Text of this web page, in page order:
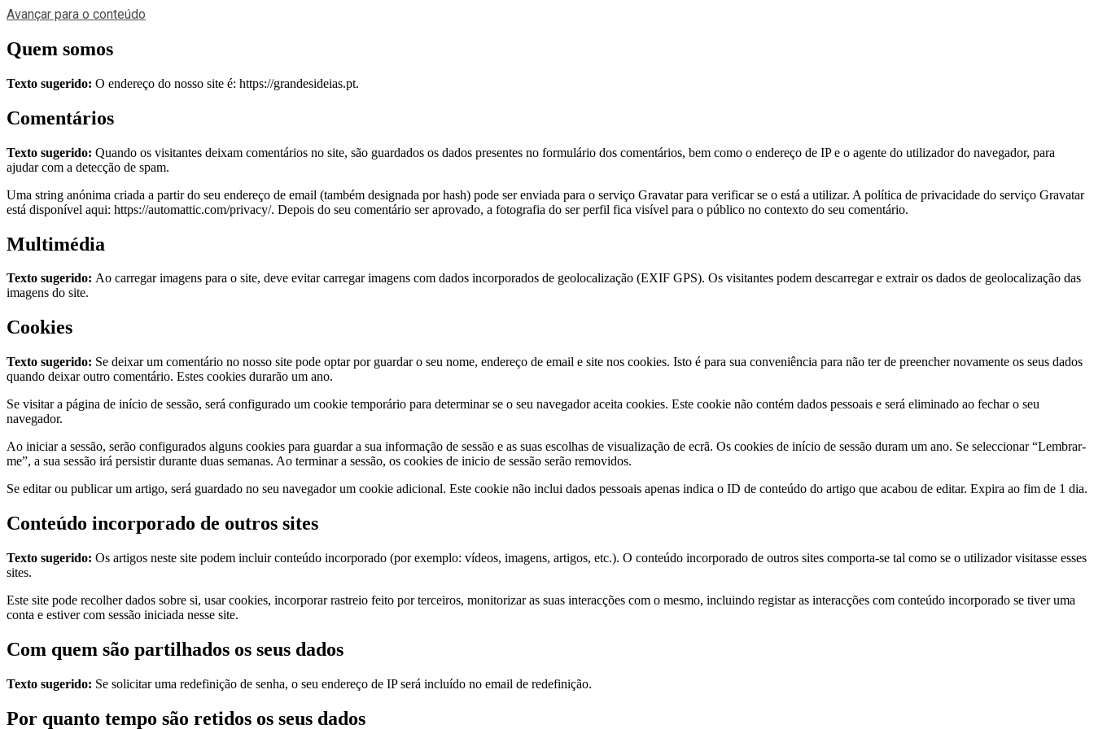
Avançar para o conteúdo
Quem somos
Texto sugerido: O endereço do nosso site é: https://grandesideias.pt.
Comentários
Texto sugerido: Quando os visitantes deixam comentários no site, são guardados os dados presentes no formulário dos comentários, bem como o endereço de IP e o agente do utilizador do navegador, para
ajudar com a detecção de spam.
Uma string anónima criada a partir do seu endereço de email (também designada por hash) pode ser enviada para o serviço Gravatar para verificar se o está a utilizar. A política de privacidade do serviço Gravatar
está disponível aqui: https://automattic.com/privacy/. Depois do seu comentário ser aprovado, a fotografia do ser perfil fica visível para o público no contexto do seu comentário.
Multimédia
Texto sugerido: Ao carregar imagens para o site, deve evitar carregar imagens com dados incorporados de geolocalização (EXIF GPS). Os visitantes podem descarregar e extrair os dados de geolocalização das
imagens do site.
Cookies
Texto sugerido: Se deixar um comentário no nosso site pode optar por guardar o seu nome, endereço de email e site nos cookies. Isto é para sua conveniência para não ter de preencher novamente os seus dados
quando deixar outro comentário. Estes cookies durarão um ano.
Se visitar a página de início de sessão, será configurado um cookie temporário para determinar se o seu navegador aceita cookies. Este cookie não contém dados pessoais e será eliminado ao fechar o seu
navegador.
Ao iniciar a sessão, serão configurados alguns cookies para guardar a sua informação de sessão e as suas escolhas de visualização de ecrã. Os cookies de início de sessão duram um ano. Se seleccionar “Lembrar-
me”, a sua sessão irá persistir durante duas semanas. Ao terminar a sessão, os cookies de inicio de sessão serão removidos.
Se editar ou publicar um artigo, será guardado no seu navegador um cookie adicional. Este cookie não inclui dados pessoais apenas indica o ID de conteúdo do artigo que acabou de editar. Expira ao fim de 1 dia.
Conteúdo incorporado de outros sites
Texto sugerido: Os artigos neste site podem incluir conteúdo incorporado (por exemplo: vídeos, imagens, artigos, etc.). O conteúdo incorporado de outros sites comporta-se tal como se o utilizador visitasse esses
sites.
Este site pode recolher dados sobre si, usar cookies, incorporar rastreio feito por terceiros, monitorizar as suas interacções com o mesmo, incluindo registar as interacções com conteúdo incorporado se tiver uma
conta e estiver com sessão iniciada nesse site.
Com quem são partilhados os seus dados
Texto sugerido: Se solicitar uma redefinição de senha, o seu endereço de IP será incluído no email de redefinição.
Por quanto tempo são retidos os seus dados